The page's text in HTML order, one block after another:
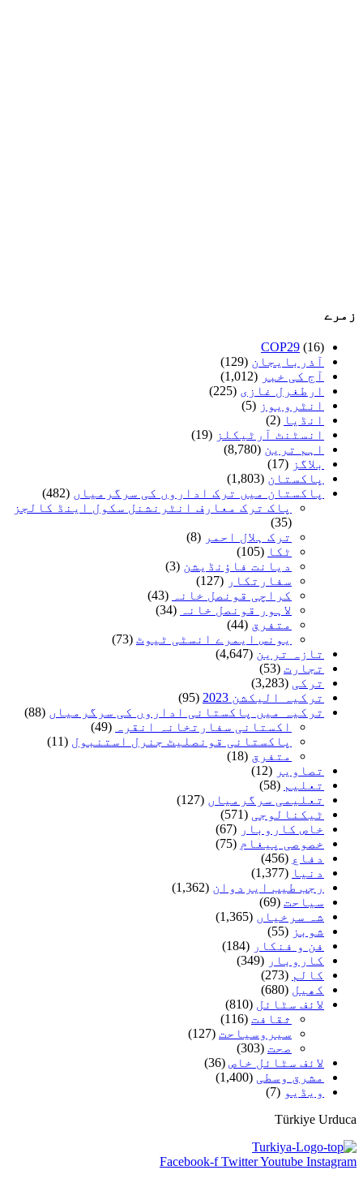
زمرے
COP29 (16)
آذربایجان (129)
آج کی خبر (1,012)
ارطغرل غازی (225)
انٹرویوز (5)
انڈیا (2)
انسٹنٹ آرٹیکلز (19)
اہم ترین (8,780)
بلاگز (17)
پاکستان (1,803)
پاکستان میں ترک اداروں کی سرگرمیاں (482)
پاک ترک معارف انٹرنشنل سکول اینڈ کالجز
(35)
ترک ہلال احمر (8)
ٹکا (105)
دیانت فاؤنڈیشن (3)
سفارتکار (127)
کراچی قونصل خانہ
(43)
لاہور قونصل خانہ
(34)
متفرق (44)
یونس ایمرے انسٹی ٹیوٹ (73)
تازہ ترین (4,647)
تجارت (53)
ترکی (3,283)
ترکیہ الیکشن 2023
(95)
ترکیہ میں پاکستانی اداروں کی سرگرمیاں (88)
اکستانی سفارتخانہ انقرہ
(49)
پاکستانی قونصلیٹ جنرل استنبول (11)
متفرق (18)
تصاویر (12)
تعلیم (58)
تعلیمی سرگرمیاں (127)
ٹیکنالوجی (571)
خاص کاروبار (67)
خصوصی پیغام (75)
دفاع (456)
دنیا (1,377)
رجب طیب ایردوان (1,362)
سیاحت (69)
شہ سرخیاں (1,365)
شوبز (55)
فن و فنکار (184)
کاروبار (349)
کالم (273)
کھیل (680)
لائف سٹائل (810)
ثقافت (116)
سیروسیاحت (127)
صحت (303)
لائف سٹائل خاص (36)
مشرق وسطی (1,400)
ویڈیو (7)
Türkiye Urduca
Facebook-f TwitterYoutube Instagram